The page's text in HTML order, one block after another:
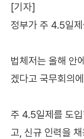
[기자]
정부가 주 4.5일
법체저는 올해 안
겠다고 국무회의
주 4.5일제를 도
고, 신규 인력을